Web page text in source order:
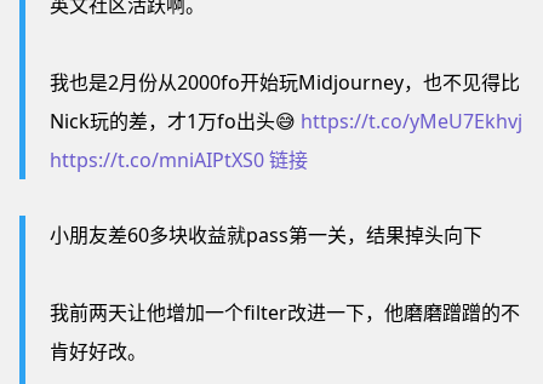
我也是2月份从2000fo开始玩Midjourney，也不见得比
Nick玩的差，才1万fo出头😅 https://t.co/yMeU7Ekhvj
https://t.co/mniAIPtXS0链接
小朋友差60多块收益就pass第一关，结果掉头向下
我前两天让他增加一个filter改进一下，他磨磨蹭蹭的不
肯好好改。